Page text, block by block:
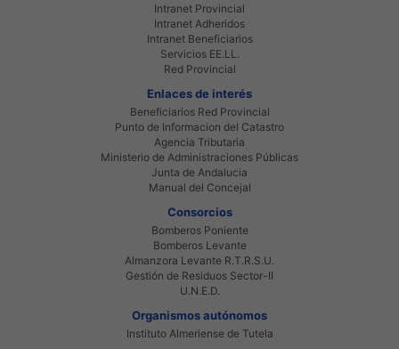
Intranet Provincial
Intranet Adheridos
Intranet Beneficiarios
Servicios EE.LL.
Red Provincial
Enlaces de interés
Beneficiarios Red Provincial
Punto de Informacion del Catastro
Agencia Tributaria
Ministerio de Administraciones Públicas
Junta de Andalucia
Manual del Concejal
Consorcios
Bomberos Poniente
Bomberos Levante
Almanzora Levante R.T.R.S.U.
Gestión de Residuos Sector-II
U.N.E.D.
Organismos autónomos
Instituto Almeriense de Tutela